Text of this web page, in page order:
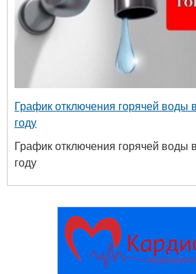
График отключения горячей воды
году
График отключения горячей воды
году